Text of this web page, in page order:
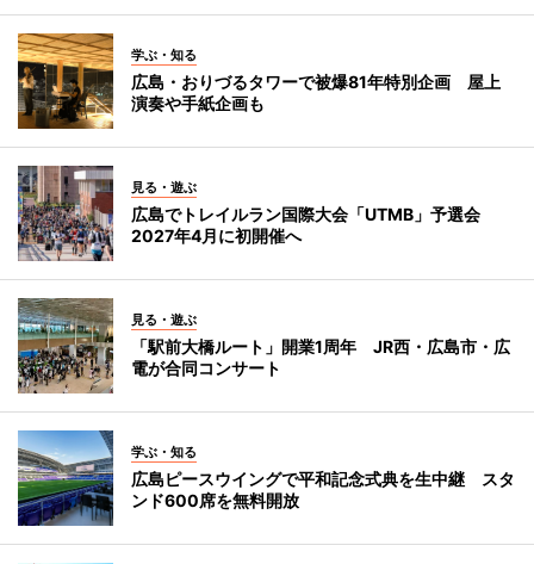
学ぶ・知る
広島・おりづるタワーで被爆81年特別企画 屋上
演奏や手紙企画も
見る・遊ぶ
広島でトレイルラン国際大会「UTMB」予選会
2027年4月に初開催へ
見る・遊ぶ
「駅前大橋ルート」開業1周年 JR西・広島市・広
電が合同コンサート
学ぶ・知る
広島ピースウイングで平和記念式典を生中継 スタ
ンド600席を無料開放